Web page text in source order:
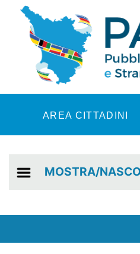
Skip to main content
AREA CITTADINI
MOSTRA/